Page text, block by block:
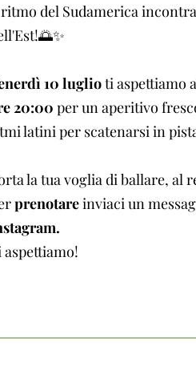
del Sudamerica
10 luglioti aspettiamo
20:00 per un aperitivo
latini per scatenarsi in
la tua voglia di ballare, al
prenotareinviaci un
aspettiamo!